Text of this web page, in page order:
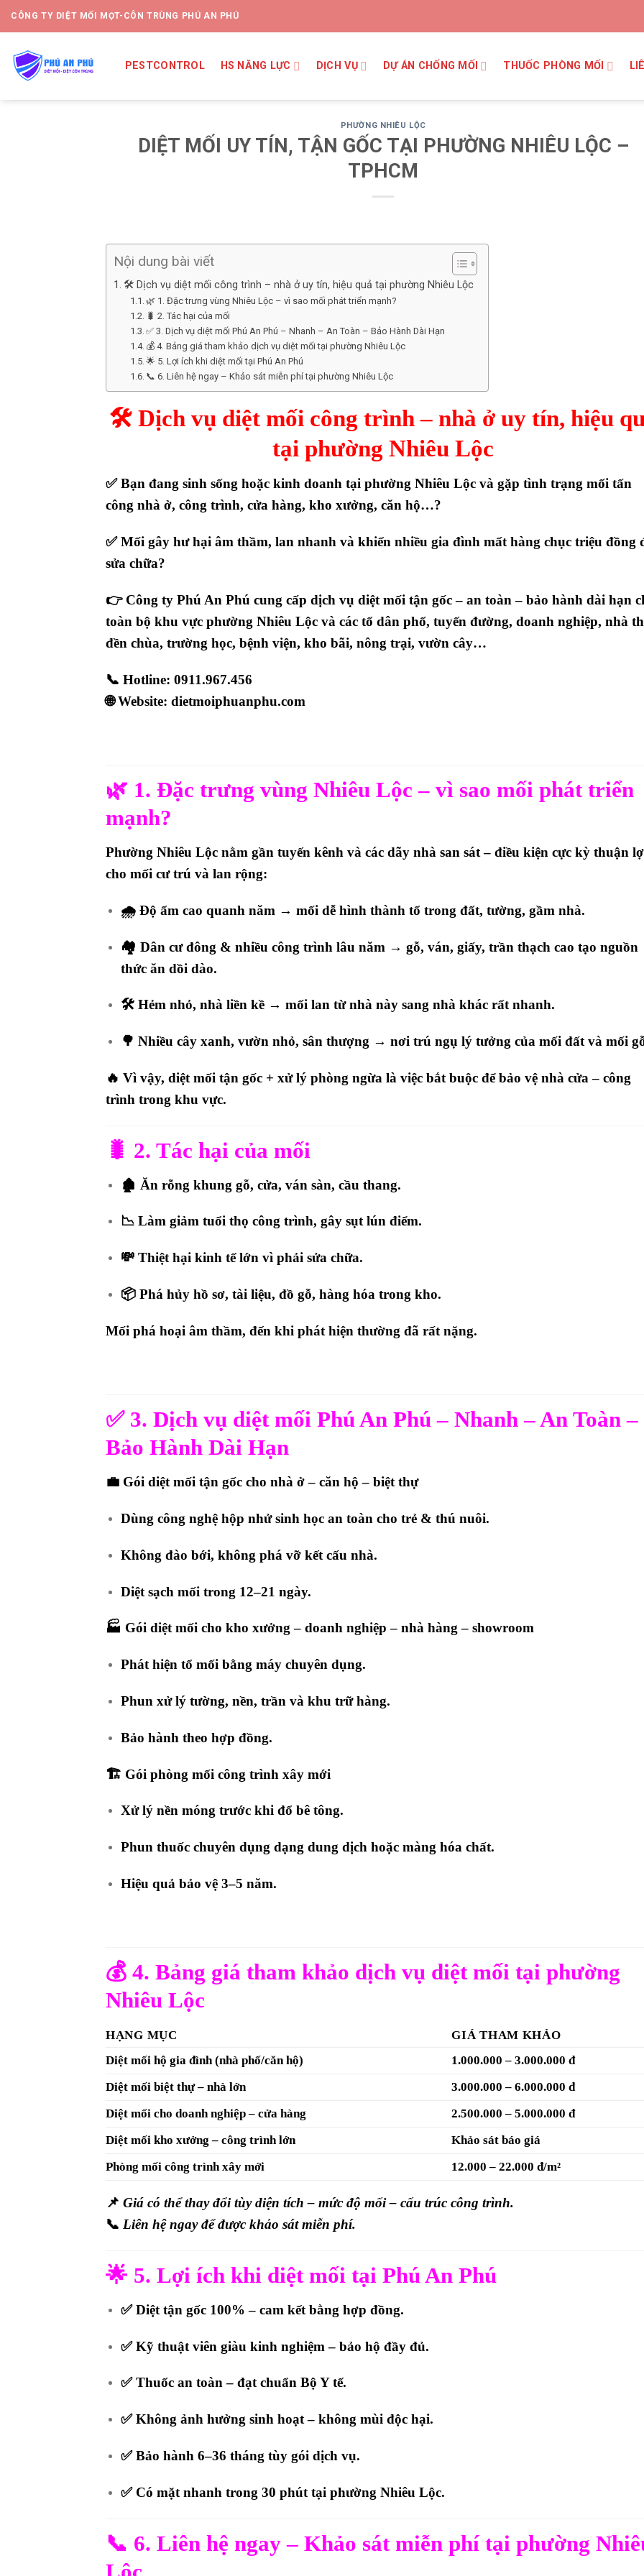
CÔNG TY DIỆT MỐI MỌT-CÔN TRÙNG PHÚ AN PHÚ
PESTCONTROL HS NĂNG LỰC DỊCH VỤ DỰ ÁN CHỐNG MỐI THUỐC PHÒNG MỐI
PHƯỜNG NHIÊU LỘC
DIỆT MỐI UY TÍN, TẬN GỐC TẠI PHƯỜNG NHIÊU LỘC –
TPHCM
Nội dung bài viết
🛠️ Dịch vụ diệt mối công trình – nhà ở uy tín, hiệu quả tại phường Nhiêu Lộc
🌿 1. Đặc trưng vùng Nhiêu Lộc – vì sao mối phát triển mạnh?
🐛 2. Tác hại của mối
✅ 3. Dịch vụ diệt mối Phú An Phú – Nhanh – An Toàn – Bảo Hành Dài Hạn
💰 4. Bảng giá tham khảo dịch vụ diệt mối tại phường Nhiêu Lộc
🌟 5. Lợi ích khi diệt mối tại Phú An Phú
📞 6. Liên hệ ngay – Khảo sát miễn phí tại phường Nhiêu Lộc
🛠️ Dịch vụ diệt mối công trình – nhà ở uy tín, hiệu
tại phường Nhiêu Lộc
✅ Bạn đang sinh sống hoặc kinh doanh tại phường Nhiêu Lộc và gặp tình trạng mối tấn
công nhà ở, công trình, cửa hàng, kho xưởng, căn hộ…?
✅ Mối gây hư hại âm thầm, lan nhanh và khiến nhiều gia đình mất hàng chục triệu đồng
sửa chữa?
👉 Công ty Phú An Phú cung cấp dịch vụ diệt mối tận gốc – an toàn – bảo hành dài hạn
toàn bộ khu vực phường Nhiêu Lộc và các tổ dân phố, tuyến đường, doanh nghiệp, nhà
đền chùa, trường học, bệnh viện, kho bãi, nông trại, vườn cây…
📞 Hotline: 0911.967.456
🌐Website: dietmoiphuanphu.com
🌿 1. Đặc trưng vùng Nhiêu Lộc – vì sao mối phát triển
mạnh?
Phường Nhiêu Lộc nằm gần tuyến kênh và các dãy nhà san sát – điều kiện cực kỳ thuận
cho mối cư trú và lan rộng:
🌧️ Độ ẩm cao quanh năm → mối dễ hình thành tổ trong đất, tường, gầm nhà.
🏘️ Dân cư đông & nhiều công trình lâu năm → gỗ, ván, giấy, trần thạch cao tạo nguồn
thức ăn dồi dào.
🛠️ Hẻm nhỏ, nhà liền kề→ mối lan từ nhà này sang nhà khác rất nhanh.
🌳 Nhiều cây xanh, vườn nhỏ, sân thượng → nơi trú ngụ lý tưởng của mối đất và mối
🔥 Vì vậy, diệt mối tận gốc + xử lý phòng ngừa là việc bắt buộc để bảo vệ nhà cửa – công
trình trong khu vực.
🐛 2. Tác hại của mối
🏚️ Ăn rỗng khung gỗ, cửa, ván sàn, cầu thang.
📉 Làm giảm tuổi thọ công trình, gây sụt lún điểm.
💸 Thiệt hại kinh tế lớn vì phải sửa chữa.
📦 Phá hủy hồ sơ, tài liệu, đồ gỗ, hàng hóa trong kho.
Mối phá hoại âm thầm, đến khi phát hiện thường đã rất nặng.
✅ 3. Dịch vụ diệt mối Phú An Phú – Nhanh – An Toàn –
Bảo Hành Dài Hạn
💼 Gói diệt mối tận gốc cho nhà ở – căn hộ – biệt thự
Dùng công nghệ hộp nhử sinh họcan toàn cho trẻ & thú nuôi.
Không đào bới, không phá vỡ kết cấu nhà.
Diệt sạch mối trong 12–21 ngày.
🏭 Gói diệt mối cho kho xưởng – doanh nghiệp – nhà hàng – showroom
Phát hiện tổ mối bằng máy chuyên dụng.
Phun xử lý tường, nền, trần và khu trữ hàng.
Bảo hành theo hợp đồng.
🏗️ Gói phòng mối công trình xây mới
Xử lý nền móng trước khi đổ bê tông.
Phun thuốc chuyên dụng dạng dung dịch hoặc màng hóa chất.
Hiệu quả bảo vệ 3–5 năm.
💰 4. Bảng giá tham khảo dịch vụ diệt mối tại phường
Nhiêu Lộc
HẠNG MỤC
GIÁ THAM KHẢO
Diệt mối hộ gia đình (nhà phố/căn hộ)
1.000.000 – 3.000.000 đ
Diệt mối biệt thự – nhà lớn
3.000.000 – 6.000.000 đ
Diệt mối cho doanh nghiệp – cửa hàng
2.500.000 – 5.000.000 đ
Diệt mối kho xưởng – công trình lớn
Khảo sát báo giá
Phòng mối công trình xây mới
12.000 – 22.000 đ/m²
📌 Giá có thể thay đổi tùy diện tích – mức độ mối – cấu trúc công trình.
📞 Liên hệ ngay để được khảo sát miễn phí.
🌟 5. Lợi ích khi diệt mối tại Phú An Phú
✅ Diệt tận gốc 100% – cam kết bằng hợp đồng.
✅ Kỹ thuật viên giàu kinh nghiệm – bảo hộ đầy đủ.
✅ Thuốc an toàn – đạt chuẩn Bộ Y tế.
✅ Không ảnh hưởng sinh hoạt – không mùi độc hại.
✅ Bảo hành 6–36 tháng tùy gói dịch vụ.
✅ Có mặt nhanh trong 30 phúttại phường Nhiêu Lộc.
📞 6. Liên hệ ngay – Khảo sát miễn phí tại phường